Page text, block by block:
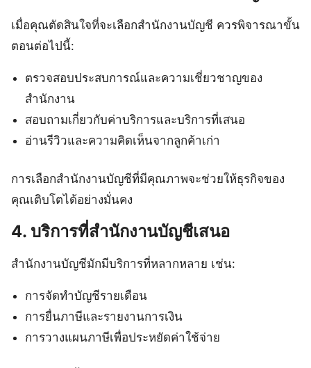
เมื่อคุณตัดสินใจที่จะเลือกสำนักงานบัญชี ควรพิจารณาขั้น
ตอนต่อไปนี้:
ตรวจสอบประสบการณ์และความเชี่ยวชาญของ
สำนักงาน
สอบถามเกี่ยวกับค่าบริการและบริการที่เสนอ
อ่านรีวิวและความคิดเห็นจากลูกค้าเก่า
การเลือกสำนักงานบัญชีที่มีคุณภาพจะช่วยให้ธุรกิจของ
คุณเติบโตได้อย่างมั่นคง
4. บริการที่สำนักงานบัญชีเสนอ
สำนักงานบัญชีมักมีบริการที่หลากหลาย เช่น:
การจัดทำบัญชีรายเดือน
การยื่นภาษีและรายงานการเงิน
การวางแผนภาษีเพื่อประหยัดค่าใช้จ่าย